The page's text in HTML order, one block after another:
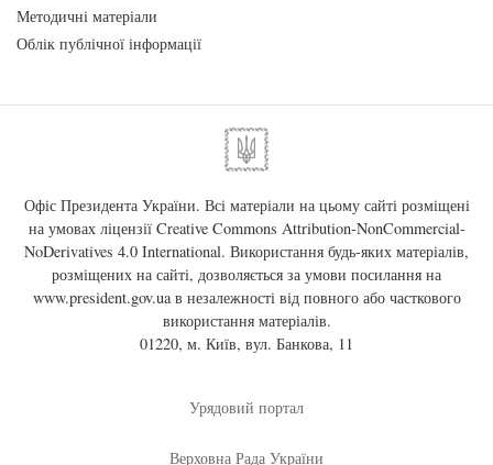
Методичні матеріали
Облік публічної інформації
Офіс Президента України. Всі матеріали на цьому сайті розміщені
на умовах ліцензії Creative Commons Attribution-NonCommercial-
NoDerivatives 4.0 International. Використання будь-яких матеріалів,
розміщених на сайті, дозволяється за умови посилання на
www.president.gov.uaв незалежності від повного або часткового
використання матеріалів.
01220, м. Київ, вул. Банкова, 11
Урядовий портал
Верховна Рада України